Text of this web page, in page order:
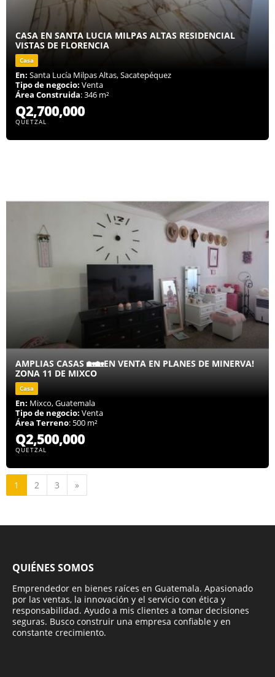
CASA EN SANTA LUCIA MILPAS ALTAS RESIDENCIAL
VISTAS DE FLORENCIA
Casa
En: Santa Lucía Milpas Altas, Sacatepéquez
Tipo de negocio: Venta
Área Construida: 346 m²
Q2,700,000
QUETZAL
AMPLIAS CASAS 🏡🏡EN VENTA EN PLANES DE MINERVA!
ZONA 11 DE MIXCO
Casa
En: Mixco, Guatemala
Tipo de negocio: Venta
Área Terreno: 500 m²
Q2,500,000
QUETZAL
1 2 3 »
QUIÉNES SOMOS
Emprendedor en bienes raíces en Guatemala. Apasionado
por las ventas, la innovación y el servicio con ética y
responsabilidad. Ayudo a mis clientes a tomar decisiones
seguras. Busco construir una empresa confiable y en
constante crecimiento.